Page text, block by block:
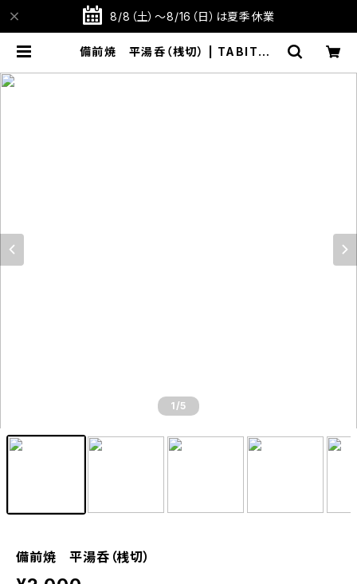
8/8（土）～8/16（日）は夏季休業
備前焼 平湯呑（桟切） | TABITOT
1 /5
備前焼 平湯呑（桟切）